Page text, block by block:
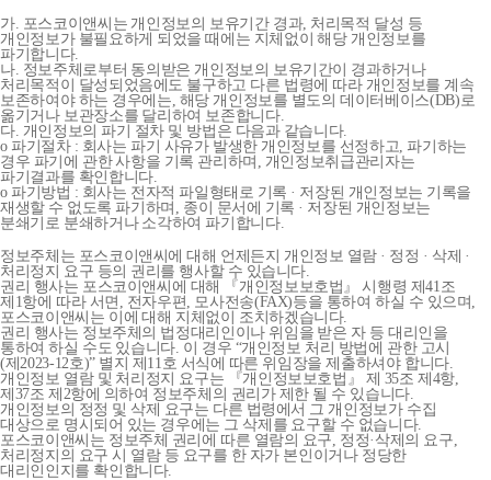
가. 포스코이앤씨는 개인정보의 보유기간 경과, 처리목적 달성 등
개인정보가 불필요하게 되었을 때에는 지체없이 해당 개인정보를
파기합니다.
나. 정보주체로부터 동의받은 개인정보의 보유기간이 경과하거나
처리목적이 달성되었음에도 불구하고 다른 법령에 따라 개인정보를 계속
보존하여야 하는 경우에는, 해당 개인정보를 별도의 데이터베이스(DB)로
옮기거나 보관장소를 달리하여 보존합니다.
다. 개인정보의 파기 절차 및 방법은 다음과 같습니다.
o 파기절차 : 회사는 파기 사유가 발생한 개인정보를 선정하고, 파기하는
경우 파기에 관한 사항을 기록 관리하며, 개인정보취급관리자는
파기결과를 확인합니다.
o 파기방법 : 회사는 전자적 파일형태로 기록 · 저장된 개인정보는 기록을
재생할 수 없도록 파기하며, 종이 문서에 기록 · 저장된 개인정보는
분쇄기로 분쇄하거나 소각하여 파기합니다.
정보주체는 포스코이앤씨에 대해 언제든지 개인정보 열람 · 정정 · 삭제 ·
처리정지 요구 등의 권리를 행사할 수 있습니다.
권리 행사는 포스코이앤씨에 대해 『개인정보보호법』 시행령 제41조
제1항에 따라 서면, 전자우편, 모사전송(FAX)등을 통하여 하실 수 있으며,
포스코이앤씨는 이에 대해 지체없이 조치하겠습니다.
권리 행사는 정보주체의 법정대리인이나 위임을 받은 자 등 대리인을
통하여 하실 수도 있습니다. 이 경우 “개인정보 처리 방법에 관한 고시
(제2023-12호)” 별지 제11호 서식에 따른 위임장을 제출하셔야 합니다.
개인정보 열람 및 처리정지 요구는 『개인정보보호법』 제 35조 제4항,
제37조 제2항에 의하여 정보주체의 권리가 제한 될 수 있습니다.
개인정보의 정정 및 삭제 요구는 다른 법령에서 그 개인정보가 수집
대상으로 명시되어 있는 경우에는 그 삭제를 요구할 수 없습니다.
포스코이앤씨는 정보주체 권리에 따른 열람의 요구, 정정·삭제의 요구,
처리정지의 요구 시 열람 등 요구를 한 자가 본인이거나 정당한
대리인인지를 확인합니다.